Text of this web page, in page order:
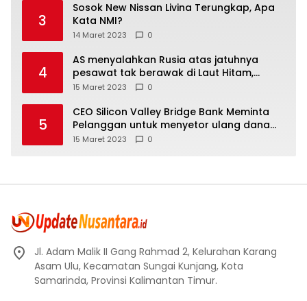
3
Sosok New Nissan Livina Terungkap, Apa
Kata NMI?
14 Maret 2023 0
4
AS menyalahkan Rusia atas jatuhnya
pesawat tak berawak di Laut Hitam,
Moskow menyangkal
15 Maret 2023 0
5
CEO Silicon Valley Bridge Bank Meminta
Pelanggan untuk menyetor ulang dana
Mereka
15 Maret 2023 0
Jl. Adam Malik II Gang Rahmad 2, Kelurahan Karang
Asam Ulu, Kecamatan Sungai Kunjang, Kota
Samarinda, Provinsi Kalimantan Timur.